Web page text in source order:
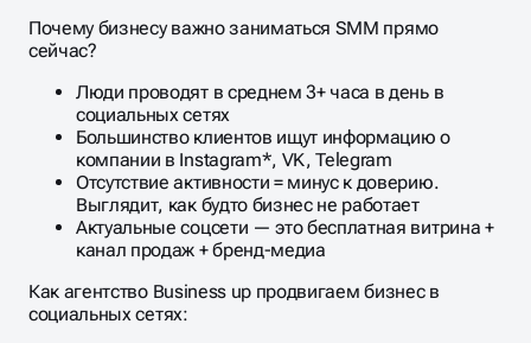
Почему бизнесу важно заниматься SMM прямо
сейчас?
Люди проводят в среднем 3+ часа в день в
социальных сетях
Большинство клиентов ищут информацию о
компании в Instagram*, VK, Telegram
Отсутствие активности = минус к доверию.
Выглядит, как будто бизнес не работает
Актуальные соцсети — это бесплатная витрина +
канал продаж + бренд-медиа
Как агентство Business up продвигаем бизнес в
социальных сетях: